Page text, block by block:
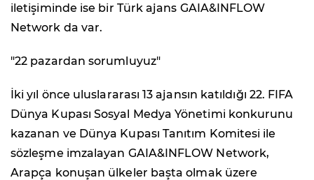
iletişiminde ise bir Türk ajans GAIA&INFLOW
Network da var.
"22 pazardan sorumluyuz"
İki yıl önce uluslararası 13 ajansın katıldığı 22. FIFA
Dünya Kupası Sosyal Medya Yönetimi konkurunu
kazanan ve Dünya Kupası Tanıtım Komitesi ile
sözleşme imzalayan GAIA&INFLOW Network,
Arapça konuşan ülkeler başta olmak üzere